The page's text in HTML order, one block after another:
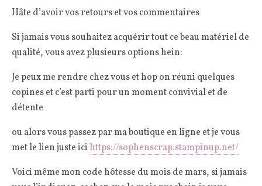
Hâte d’avoir vos retours et vos commentaires
Si jamais vous souhaitez acquérir tout ce beau matériel de
qualité, vous avez plusieurs options hein:
Je peux me rendre chez vous et hop on réuni quelques
copines et c’est parti pour un moment convivial et de
détente
ou alors vous passez par ma boutique en ligne et je vous
met le lien juste ici https://sophenscrap.stampinup.net/
Voici même mon code hôtesse du mois de mars, si jamais